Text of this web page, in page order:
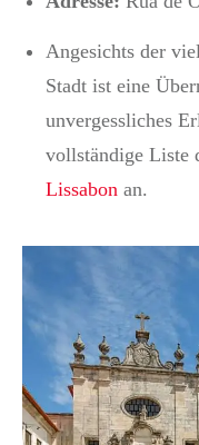
Angesichts der
Stadt ist eine
unvergessliches
vollständige Liste
Lissabon an.